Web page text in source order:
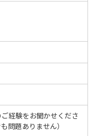
経験をお聞かせくださ
問題ありません）